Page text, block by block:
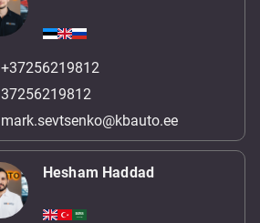
+37256219812
37256219812
mark.sevtsenko@kbauto.ee
Hesham Haddad